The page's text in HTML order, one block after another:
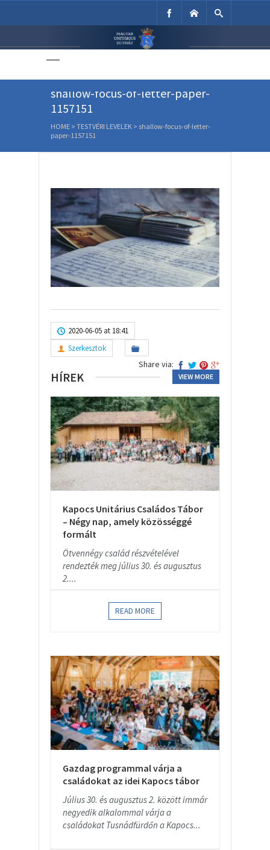
Unitárius Egyház
shallow-focus-of-letter-paper-
1157151
HOME > TESTVÉRI LEVELEK > shallow-focus-of-letter-
paper-1157151
2020-06-05 at 18:41
Szerkesztok
Share via:
HÍREK VIEW MORE
Kapocs Unitárius Családos Tábor
– Négy nap, amely közösséggé
formált
Ötvennégy család részvételével
rendezték meg július 30. és augusztus
2....
READ MORE
Gazdag programmal várja a
családokat az idei Kapocs tábor
Július 30. és augusztus 2. között immár
negyedik alkalommal várja a
családokat Tusnádfürdőn a Kapocs...